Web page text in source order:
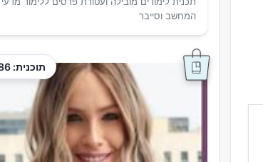
המחשב וסייבר
תוכנית: 15586